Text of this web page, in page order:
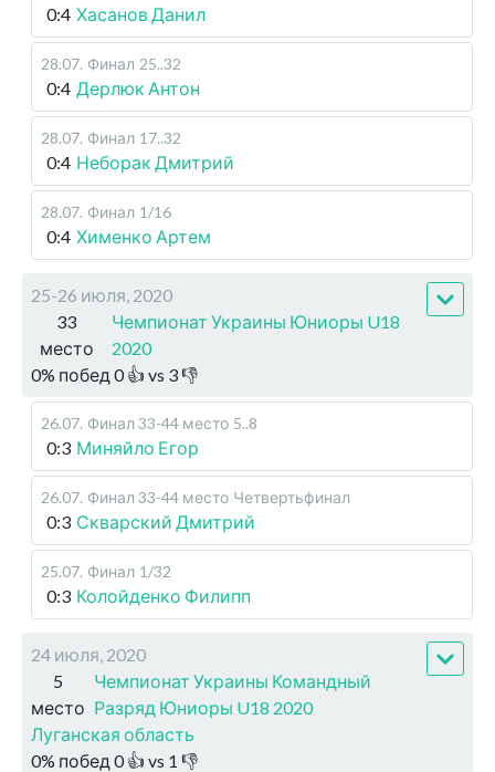
0:4 Хасанов Данил
28.07. Финал 25..32
0:4 Дерлюк Антон
28.07. Финал 17..32
0:4 Неборак Дмитрий
28.07. Финал 1/16
0:4 Хименко Артем
25-26 июля, 2020
33
место
Чемпионат Украины Юниоры U18
2020
0% побед 0👍 vs 3👎
26.07. Финал 33-44 место 5..8
0:3 Миняйло Егор
26.07. Финал 33-44 место Четвертьфинал
0:3 Скварский Дмитрий
25.07. Финал 1/32
0:3 Колойденко Филипп
24 июля, 2020
5
место
Чемпионат Украины Командный
Разряд Юниоры U18 2020
Луганская область
0% побед 0👍 vs 1 👎